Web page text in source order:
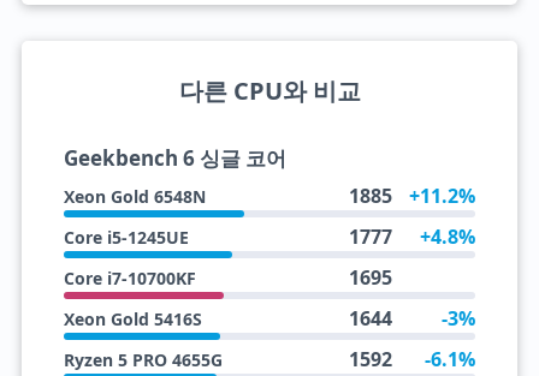
다른 CPU와 비교
Geekbench 6 싱글 코어
Xeon Gold 6548N 1885 +11.2%
Core i5-1245UE 1777 +4.8%
Core i7-10700KF 1695
Xeon Gold 5416S 1644 -3%
Ryzen 5 PRO 4655G 1592 -6.1%